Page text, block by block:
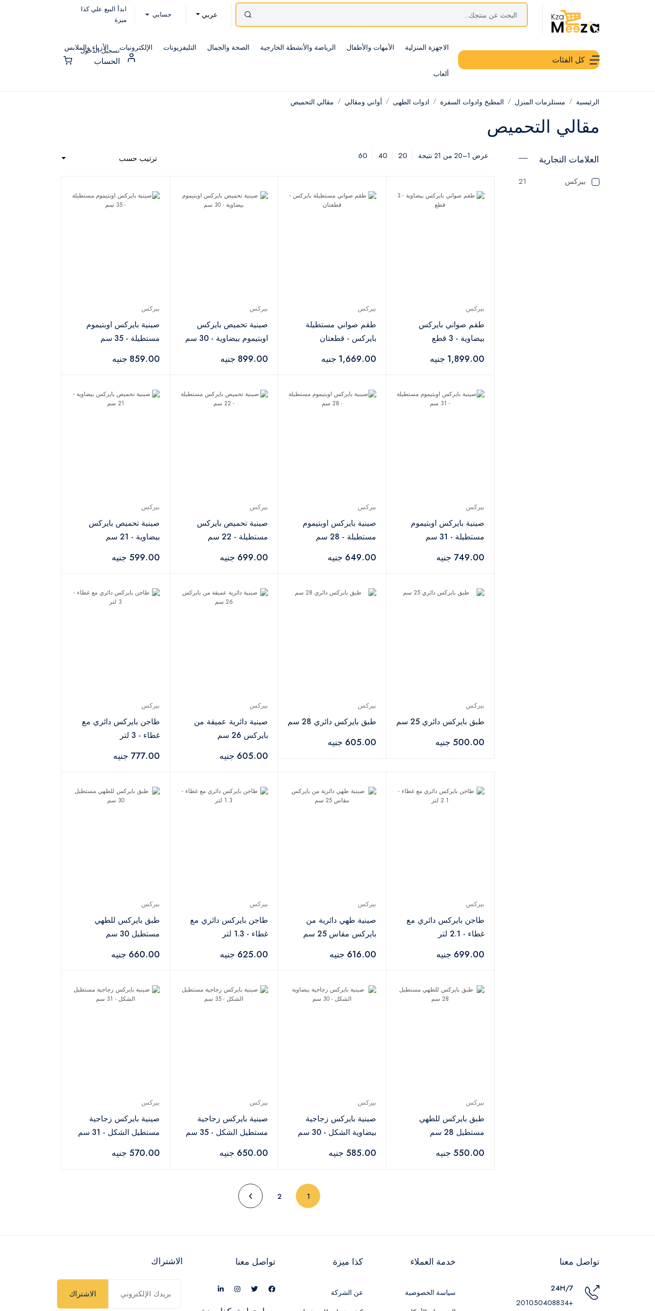
عربي حسابي
ابدأ البيع علي كذا
ميزة
كل الفئات
الاجهزة المنزلية الأمهات والأطفال الرياضة والأنشطة الخارجية الصحة والجمال التليفزيونات الإلكترونيات الأزياء والملابس
ألعاب
تسجيل الدخول
الحساب
الرئيسية مستلزمات المنزل المطبخ وادوات السفرة ادوات الطهى أواني ومقالي مقالي التحميص
مقالي التحميص
العلامات التجارية
بيركس 21
عرض 1–20 من 21 نتيجة 20
40
60 ترتيب حسب
بيركس
طقم صواني بايركس
بيضاوية - 3 قطع
1,899.00 جنيه
بيركس
طقم صواني مستطيلة
بايركس - قطعتان
1,669.00 جنيه
بيركس
صينية تحميص بايركس
اوبتيموم بيضاوية - 30 سم
899.00 جنيه
بيركس
صينية بايركس اوبتيموم
مستطيلة - 35 سم
859.00 جنيه
بيركس
صينية بايركس اوبتيموم
مستطيلة - 31 سم
749.00 جنيه
بيركس
صينية بايركس اوبتيموم
مستطيلة - 28 سم
649.00 جنيه
بيركس
صينية تحميص بايركس
مستطيلة - 22 سم
699.00 جنيه
بيركس
صينية تحميص بايركس
بيضاوية - 21 سم
599.00 جنيه
بيركس
طبق بايركس دائري 25 سم
500.00 جنيه
بيركس
طبق بايركس دائري 28 سم
605.00 جنيه
بيركس
صينية دائرية عميقة من
بايركس 26 سم
605.00 جنيه
بيركس
طاجن بايركس دائري مع
غطاء - 3 لتر
777.00 جنيه
بيركس
طاجن بايركس دائري مع
غطاء - 2.1 لتر
699.00 جنيه
بيركس
صينية طهي دائرية من
بايركس مقاس 25 سم
616.00 جنيه
بيركس
طاجن بايركس دائري مع
غطاء - 1.3 لتر
625.00 جنيه
بيركس
طبق بايركس للطهي
مستطيل 30 سم
660.00 جنيه
بيركس
طبق بايركس للطهي
مستطيل 28 سم
550.00 جنيه
بيركس
صينية بايركس زجاجية
بيضاوية الشكل - 30 سم
585.00 جنيه
بيركس
صينية بايركس زجاجية
مستطيل الشكل - 35 سم
650.00 جنيه
بيركس
صينية بايركس زجاجية
مستطيل الشكل - 31 سم
570.00 جنيه
1
2
تواصل معنا
24H/7
+201050408834
خدمة العملاء
سياسة الخصوصية
كذا ميزة
عن الشركة
تواصل معنا الاشتراك
الاشتراك